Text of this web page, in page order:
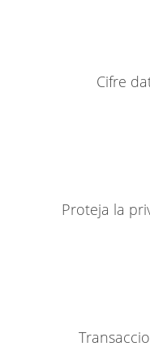
Cifre
Proteja la